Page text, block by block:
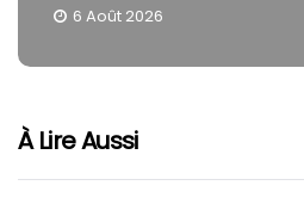
6 Août 2026
À Lire Aussi